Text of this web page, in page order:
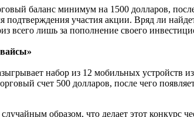
баланс минимум на 1500 долларов,
подтверждения участия акции. Вряд ли
всего лишь за пополнение своего
набор из 12 мобильных устройств
счет 500 долларов, после чего
образом, что делает этот